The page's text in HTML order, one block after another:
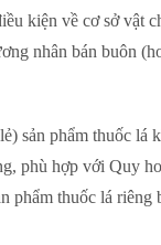
kiện về cơ sở vật
nhân bán buôn
sản phẩm thuốc lá
phù hợp với Quy
phẩm thuốc lá